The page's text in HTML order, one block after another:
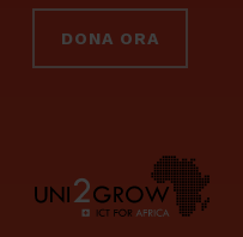
DONA ORA